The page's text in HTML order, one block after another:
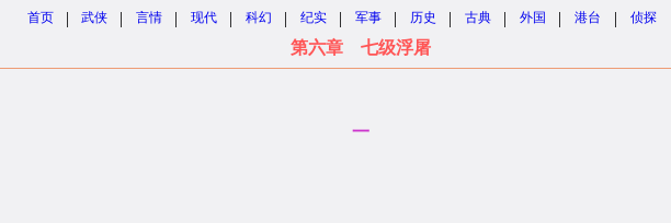
首页 | 武侠 | 言情 | 现代 | 科幻 | 纪实 | 军事 | 历史 | 古典 | 外国 | 港台 | 侦探
第六章 七级浮屠
一